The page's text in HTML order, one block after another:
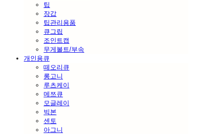
팁
장갑
팁관리용품
큐그립
조인트캡
무게볼트/부속
개인용큐
떼오리큐
롱고니
루츠케이
메쯔큐
모글레이
빅본
센토
아그니